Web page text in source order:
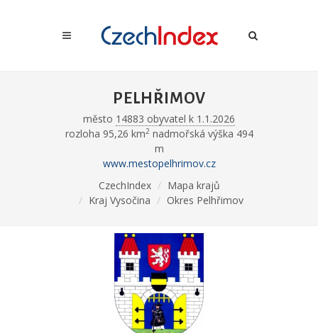
PELHŘIMOV
město 14883 obyvatel k 1.1.2026
rozloha 95,26 km2nadmořská výška 494
m
www.mestopelhrimov.cz
CzechIndex
Mapa krajů
Kraj Vysočina
Okres Pelhřimov